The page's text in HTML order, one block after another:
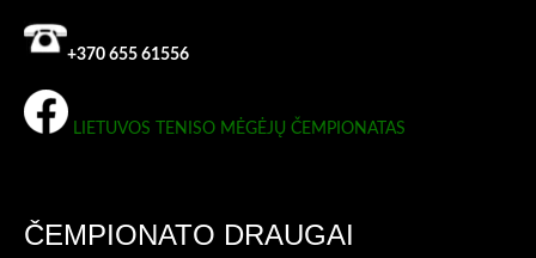
+370 655 61556
LIETUVOS TENISO MĖGĖJŲ ČEMPIONATAS
ČEMPIONATO DRAUGAI